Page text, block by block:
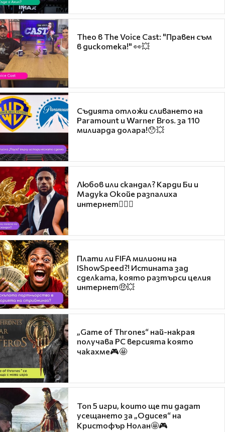
Theo в The Voice Cast: "Правен съм
в дискотека!" 👀💥
Съдията отложи сливането на
Paramount и Warner Bros. за 110
милиарда долара!😯💥
Любов или скандал? Карди Би и
Мадука Окойе разпалиха
интернет❤️‍🔥🔥
Плати ли FIFA милиони на
IShowSpeed?! Истината зад
сделката, която разтърси целия
интернет🤑💥
„Game of Thrones“ най-накрая
получава PC версията която
чакахме🎮🤩
Топ 5 игри, които ще ти дадат
усещането за „Одисея“ на
Кристофър Нолан🤩🎮